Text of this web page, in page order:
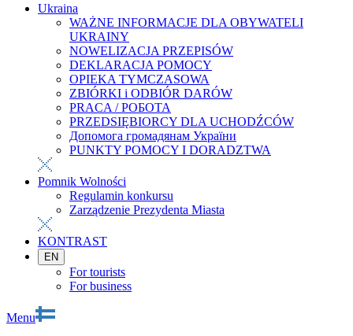
Ukraina
WAŻNE INFORMACJE DLA OBYWATELI
UKRAINY
NOWELIZACJA PRZEPISÓW
DEKLARACJA POMOCY
OPIEKA TYMCZASOWA
ZBIÓRKI i ODBIÓR DARÓW
PRACA / РОБОТА
PRZEDSIĘBIORCY DLA UCHODŹCÓW
Допомога громадянам України
PUNKTY POMOCY I DORADZTWA
Pomnik Wolności
Regulamin konkursu
Zarządzenie Prezydenta Miasta
KONTRAST
EN
For tourists
For business
Menu